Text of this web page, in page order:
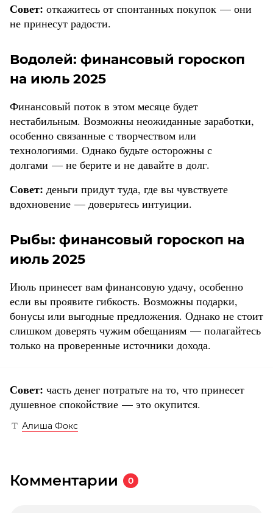
Совет: откажитесь от спонтанных покупок — они
не принесут радости.
Водолей: финансовый гороскоп
на июль 2025
Финансовый поток в этом месяце будет
нестабильным. Возможны неожиданные заработки,
особенно связанные с творчеством или
технологиями. Однако будьте осторожны с
долгами — не берите и не давайте в долг.
Совет: деньги придут туда, где вы чувствуете
вдохновение — доверьтесь интуиции.
Рыбы: финансовый гороскоп на
июль 2025
Июль принесет вам финансовую удачу, особенно
если вы проявите гибкость. Возможны подарки,
бонусы или выгодные предложения. Однако не стоит
слишком доверять чужим обещаниям — полагайтесь
только на проверенные источники дохода.
Совет: часть денег потратьте на то, что принесет
душевное спокойствие — это окупится.
Алиша Фокс
Комментарии 0